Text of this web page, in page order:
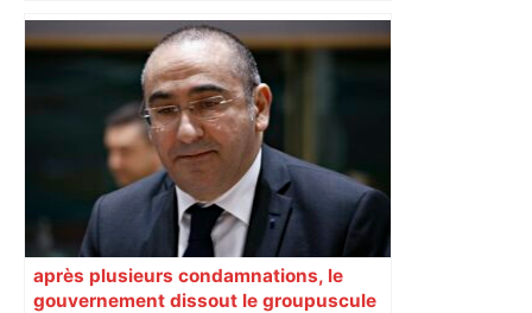
après plusieurs condamnations, le
gouvernement dissout le groupuscule